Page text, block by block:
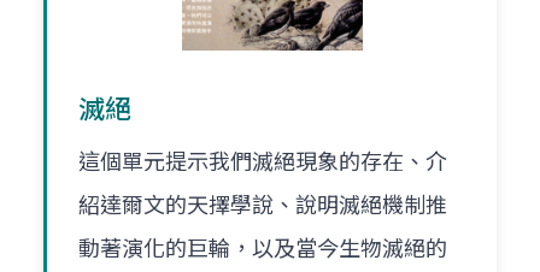
滅絕
這個單元提示我們滅絕現象的存在、介
紹達爾文的天擇學說、說明滅絕機制推
動著演化的巨輪，以及當今生物滅絕的